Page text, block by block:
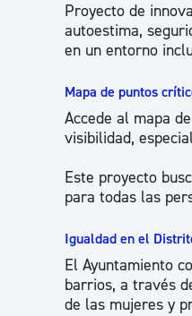
Proyecto de
autoestima,
en un entorno
Mapa de puntos
Accede al mapa
visibilidad,
Este proyecto
para todas las
Igualdad en el
El Ayuntamiento
barrios, a través
de las mujeres y